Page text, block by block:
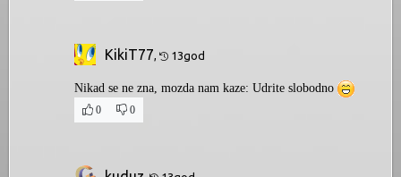
KikiT77 13god
Nikad se ne zna, mozda nam kaze: Udrite slobodno
0 0